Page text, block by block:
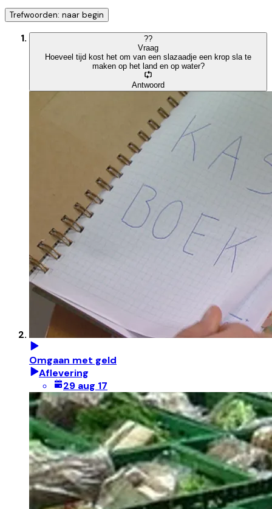
Trefwoorden: naar begin
??
Vraag
Hoeveel tijd kost het om van een slazaadje een krop sla te
maken op het land en op water?
Antwoord
Omgaan met geld
Aflevering
29 aug 17